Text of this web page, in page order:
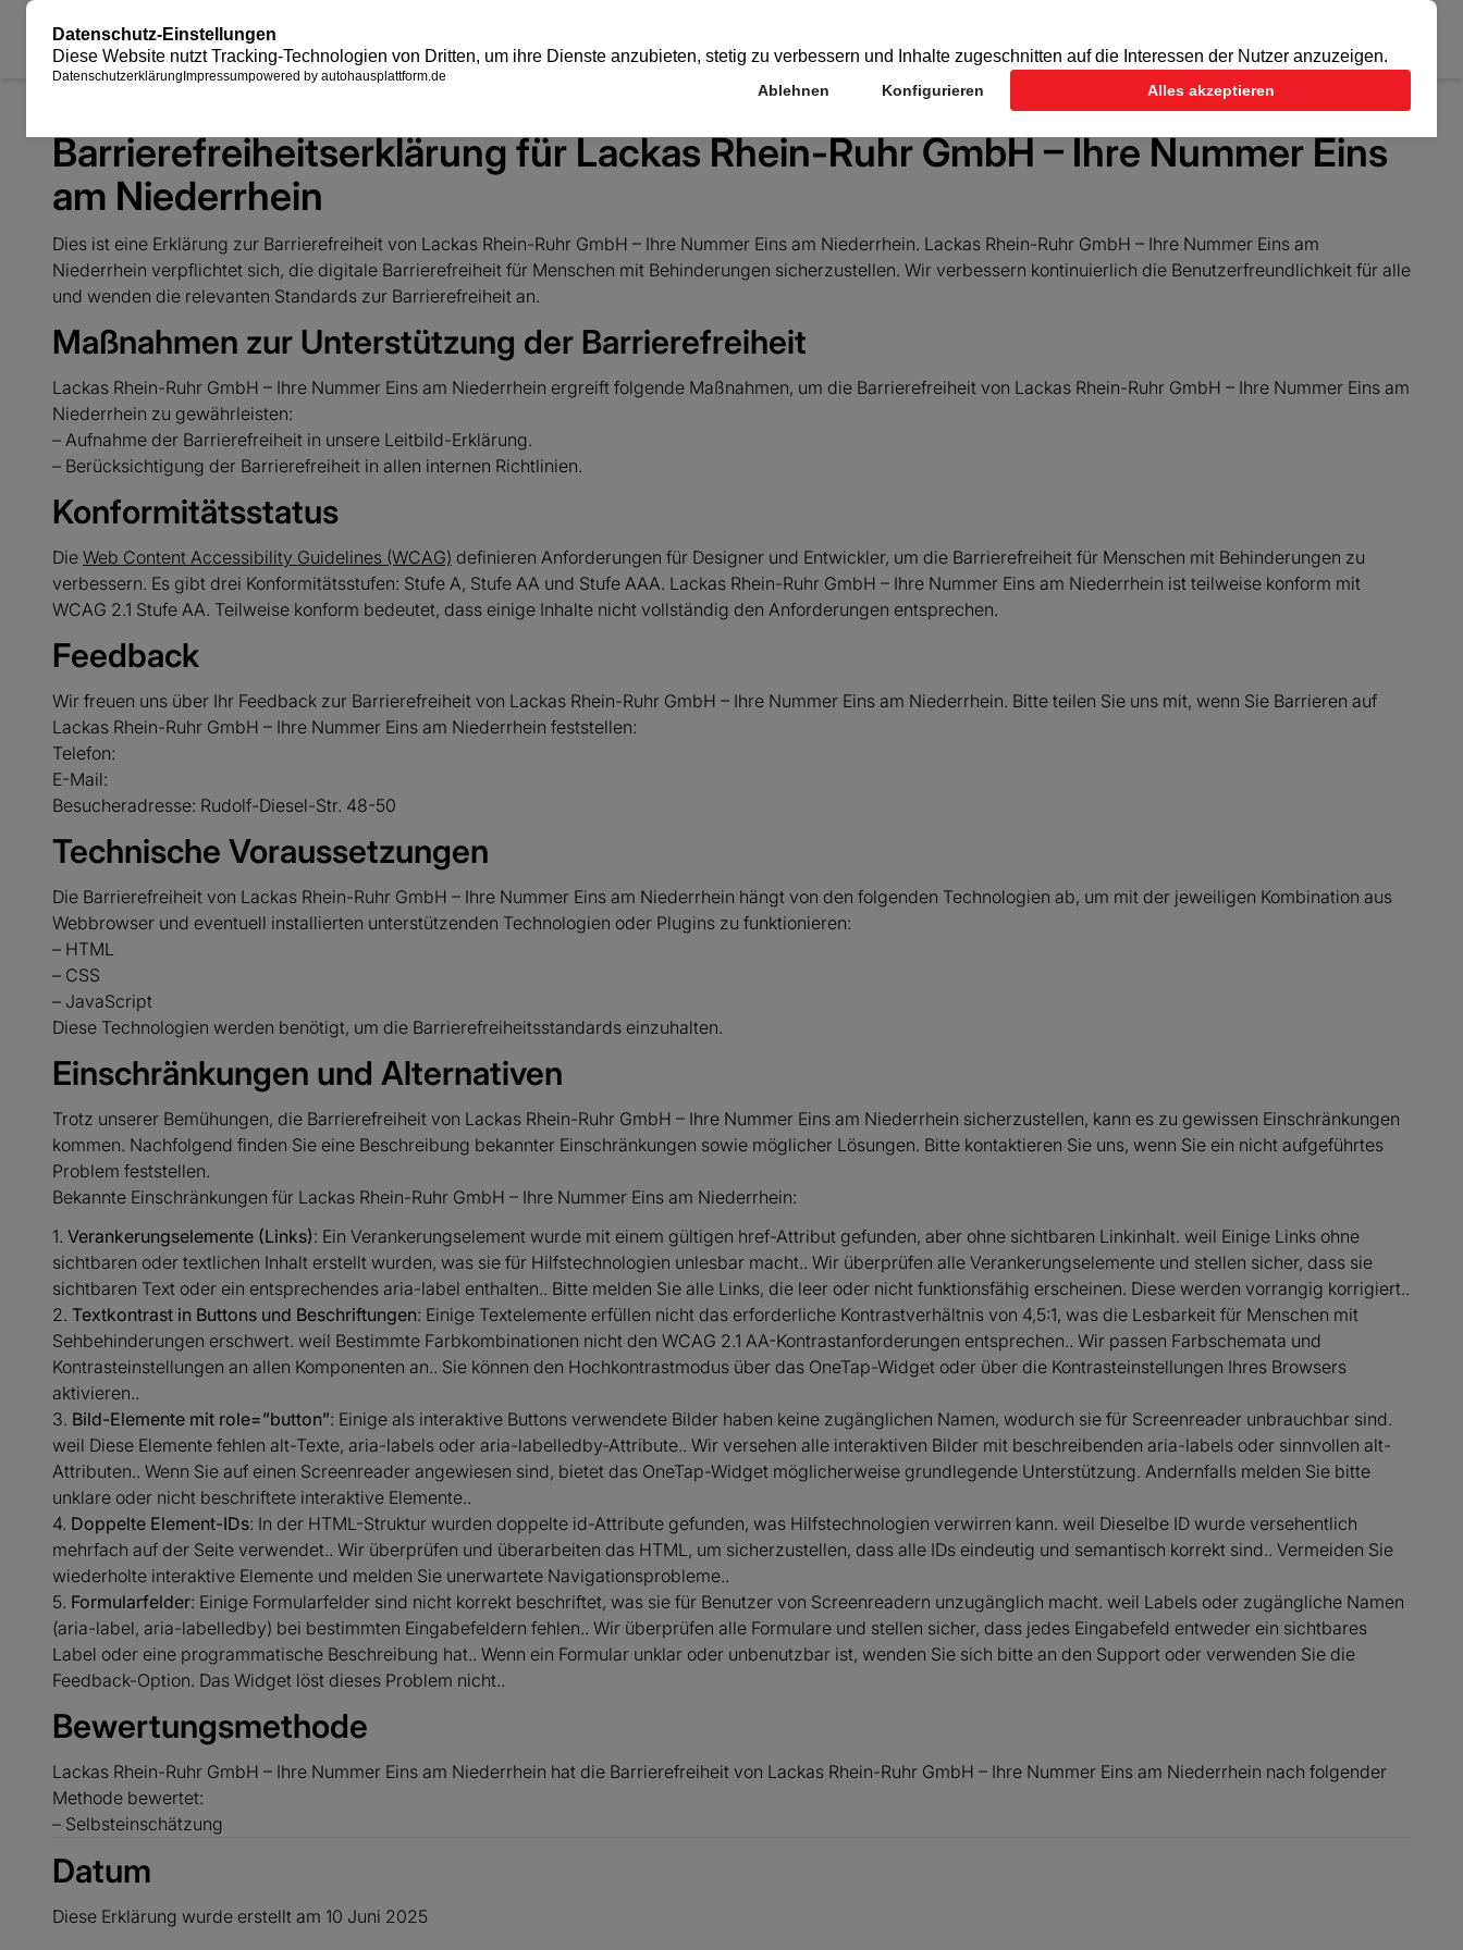
Barrierefreiheitserklärung für Lackas Rhein-Ruhr GmbH – Ihre Nummer Eins
am Niederrhein
Dies ist eine Erklärung zur Barrierefreiheit von Lackas Rhein-Ruhr GmbH – Ihre Nummer Eins am Niederrhein. Lackas Rhein-Ruhr GmbH – Ihre Nummer Eins am
Niederrhein verpflichtet sich, die digitale Barrierefreiheit für Menschen mit Behinderungen sicherzustellen. Wir verbessern kontinuierlich die Benutzerfreundlichkeit für alle
und wenden die relevanten Standards zur Barrierefreiheit an.
Maßnahmen zur Unterstützung der Barrierefreiheit
Lackas Rhein-Ruhr GmbH – Ihre Nummer Eins am Niederrhein ergreift folgende Maßnahmen, um die Barrierefreiheit von Lackas Rhein-Ruhr GmbH – Ihre Nummer Eins am
Niederrhein zu gewährleisten:
– Aufnahme der Barrierefreiheit in unsere Leitbild-Erklärung.
– Berücksichtigung der Barrierefreiheit in allen internen Richtlinien.
Konformitätsstatus
Die Web Content Accessibility Guidelines (WCAG) definieren Anforderungen für Designer und Entwickler, um die Barrierefreiheit für Menschen mit Behinderungen zu
verbessern. Es gibt drei Konformitätsstufen: Stufe A, Stufe AA und Stufe AAA. Lackas Rhein-Ruhr GmbH – Ihre Nummer Eins am Niederrhein ist teilweise konform mit
WCAG 2.1 Stufe AA. Teilweise konform bedeutet, dass einige Inhalte nicht vollständig den Anforderungen entsprechen.
Feedback
Wir freuen uns über Ihr Feedback zur Barrierefreiheit von Lackas Rhein-Ruhr GmbH – Ihre Nummer Eins am Niederrhein. Bitte teilen Sie uns mit, wenn Sie Barrieren auf
Lackas Rhein-Ruhr GmbH – Ihre Nummer Eins am Niederrhein feststellen:
Telefon:
E-Mail:
Besucheradresse: Rudolf-Diesel-Str. 48-50
Technische Voraussetzungen
Die Barrierefreiheit von Lackas Rhein-Ruhr GmbH – Ihre Nummer Eins am Niederrhein hängt von den folgenden Technologien ab, um mit der jeweiligen Kombination aus
Webbrowser und eventuell installierten unterstützenden Technologien oder Plugins zu funktionieren:
– HTML
– CSS
– JavaScript
Diese Technologien werden benötigt, um die Barrierefreiheitsstandards einzuhalten.
Einschränkungen und Alternativen
Trotz unserer Bemühungen, die Barrierefreiheit von Lackas Rhein-Ruhr GmbH – Ihre Nummer Eins am Niederrhein sicherzustellen, kann es zu gewissen Einschränkungen
kommen. Nachfolgend finden Sie eine Beschreibung bekannter Einschränkungen sowie möglicher Lösungen. Bitte kontaktieren Sie uns, wenn Sie ein nicht aufgeführtes
Problem feststellen.
Bekannte Einschränkungen für Lackas Rhein-Ruhr GmbH – Ihre Nummer Eins am Niederrhein:
1. Verankerungselemente (Links): Ein Verankerungselement wurde mit einem gültigen href-Attribut gefunden, aber ohne sichtbaren Linkinhalt. weil Einige Links ohne
sichtbaren oder textlichen Inhalt erstellt wurden, was sie für Hilfstechnologien unlesbar macht.. Wir überprüfen alle Verankerungselemente und stellen sicher, dass sie
sichtbaren Text oder ein entsprechendes aria-label enthalten.. Bitte melden Sie alle Links, die leer oder nicht funktionsfähig erscheinen. Diese werden vorrangig korrigiert..
2. Textkontrast in Buttons und Beschriftungen: Einige Textelemente erfüllen nicht das erforderliche Kontrastverhältnis von 4,5:1, was die Lesbarkeit für Menschen mit
Sehbehinderungen erschwert. weil Bestimmte Farbkombinationen nicht den WCAG 2.1 AA-Kontrastanforderungen entsprechen.. Wir passen Farbschemata und
Kontrasteinstellungen an allen Komponenten an.. Sie können den Hochkontrastmodus über das OneTap-Widget oder über die Kontrasteinstellungen Ihres Browsers
aktivieren..
3. Bild-Elemente mit role=”button”: Einige als interaktive Buttons verwendete Bilder haben keine zugänglichen Namen, wodurch sie für Screenreader unbrauchbar sind.
weil Diese Elemente fehlen alt-Texte, aria-labels oder aria-labelledby-Attribute.. Wir versehen alle interaktiven Bilder mit beschreibenden aria-labels oder sinnvollen alt-
Attributen.. Wenn Sie auf einen Screenreader angewiesen sind, bietet das OneTap-Widget möglicherweise grundlegende Unterstützung. Andernfalls melden Sie bitte
unklare oder nicht beschriftete interaktive Elemente..
4. Doppelte Element-IDs: In der HTML-Struktur wurden doppelte id-Attribute gefunden, was Hilfstechnologien verwirren kann. weil Dieselbe ID wurde versehentlich
mehrfach auf der Seite verwendet.. Wir überprüfen und überarbeiten das HTML, um sicherzustellen, dass alle IDs eindeutig und semantisch korrekt sind.. Vermeiden Sie
wiederholte interaktive Elemente und melden Sie unerwartete Navigationsprobleme..
5. Formularfelder: Einige Formularfelder sind nicht korrekt beschriftet, was sie für Benutzer von Screenreadern unzugänglich macht. weil Labels oder zugängliche Namen
(aria-label, aria-labelledby) bei bestimmten Eingabefeldern fehlen.. Wir überprüfen alle Formulare und stellen sicher, dass jedes Eingabefeld entweder ein sichtbares
Label oder eine programmatische Beschreibung hat.. Wenn ein Formular unklar oder unbenutzbar ist, wenden Sie sich bitte an den Support oder verwenden Sie die
Feedback-Option. Das Widget löst dieses Problem nicht..
Bewertungsmethode
Lackas Rhein-Ruhr GmbH – Ihre Nummer Eins am Niederrhein hat die Barrierefreiheit von Lackas Rhein-Ruhr GmbH – Ihre Nummer Eins am Niederrhein nach folgender
Methode bewertet:
– Selbsteinschätzung
Datum
Diese Erklärung wurde erstellt am 10 Juni 2025